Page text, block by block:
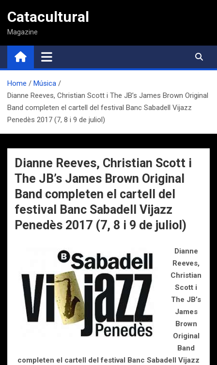
contenido
Catacultural
Magazine
Home
Música
Dianne Reeves, Christian Scott i The JB’s James Brown Original
Band completen el cartell del festival Banc Sabadell Vijazz
Penedès 2017 (7, 8 i 9 de juliol)
Dianne Reeves, Christian Scott i
The JB’s James Brown Original
Band completen el cartell del
festival Banc Sabadell Vijazz
Penedès 2017 (7, 8 i 9 de juliol)
Dianne
Reeves,
Christian
Scott i
The JB’s
James
Brown
Original
Band
completen el cartell del festival Banc Sabadell Vijazz